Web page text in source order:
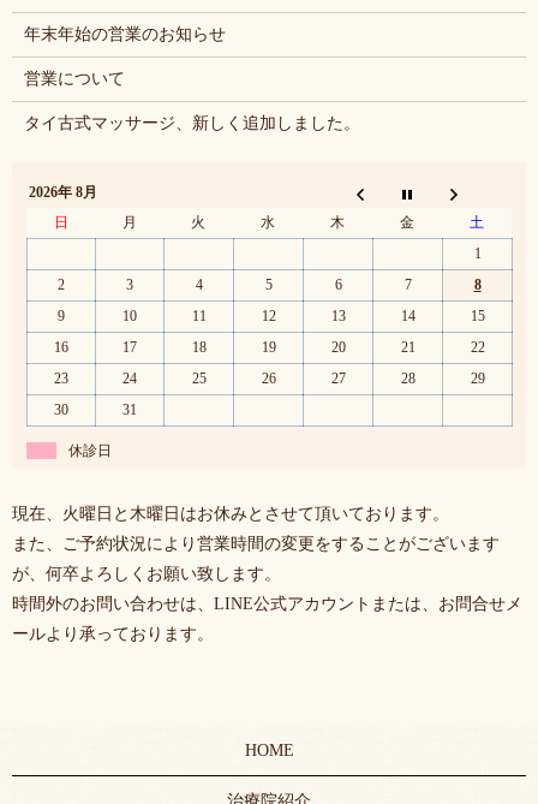
年末年始の営業のお知らせ
営業について
タイ古式マッサージ、新しく追加しました。
2026年 8月
日
月 火 水 木 金
土
1
2
3 4 5 6 7
8
9
10 11 12 13 14
15
16
17 18 19 20 21
22
23
24 25 26 27 28
29
30
31
休診日
現在、火曜日と木曜日はお休みとさせて頂いております。
また、ご予約状況により営業時間の変更をすることがございます
が、何卒よろしくお願い致します。
時間外のお問い合わせは、LINE公式アカウントまたは、お問合せメ
ールより承っております。
HOME